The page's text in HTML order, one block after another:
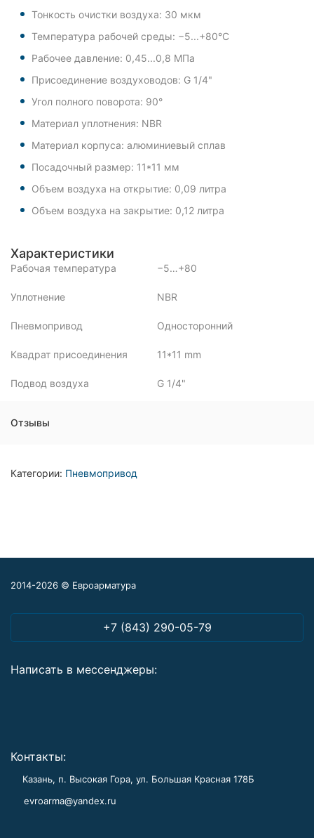
Тонкость очистки воздуха: 30 мкм
Температура рабочей среды: −5...+80°С
Рабочее давление: 0,45...0,8 МПа
Присоединение воздуховодов: G 1/4"
Угол полного поворота: 90°
Материал уплотнения: NBR
Материал корпуса: алюминиевый сплав
Посадочный размер: 11*11 мм
Объем воздуха на открытие: 0,09 литра
Объем воздуха на закрытие: 0,12 литра
Характеристики
Рабочая температура −5…+80
Уплотнение NBR
Пневмопривод Односторонний
Квадрат присоединения 11*11 mm
Подвод воздуха G 1/4"
Отзывы
Категории: Пневмопривод
2014-2026 © Евроарматура
+7 (843) 290-05-79
Написать в мессенджеры:
Контакты:
Казань, п. Высокая Гора, ул. Большая Красная 178Б
evroarma@yandex.ru